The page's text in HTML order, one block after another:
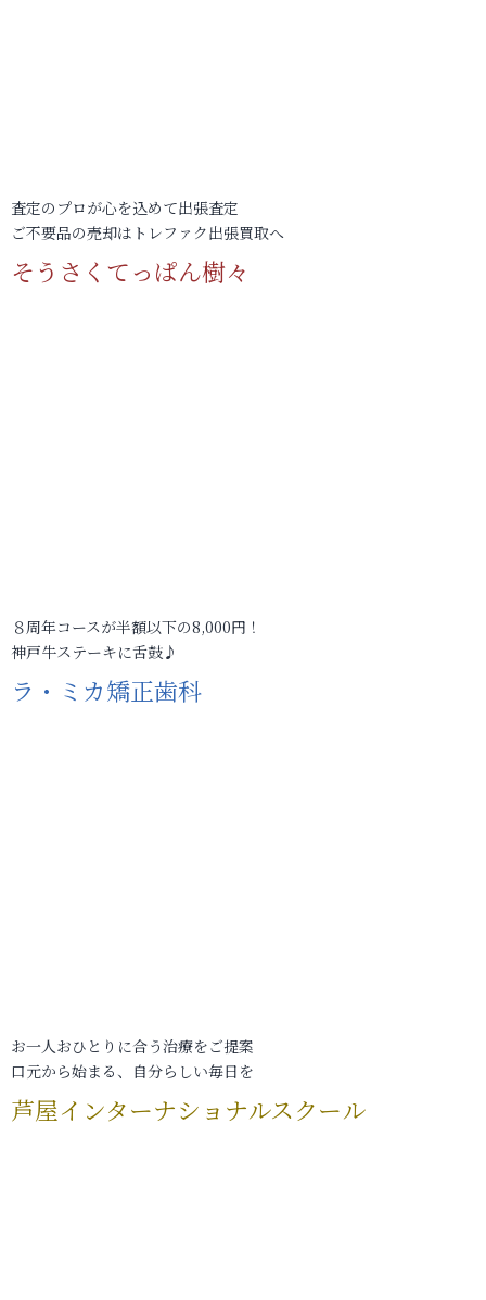
査定のプロが心を込めて出張査定
ご不要品の売却はトレファク出張買取へ
そうさくてっぱん樹々
８周年コースが半額以下の8,000円！
神戸牛ステーキに舌鼓♪
ラ・ミカ矯正歯科
お一人おひとりに合う治療をご提案
口元から始まる、自分らしい毎日を
芦屋インターナショナルスクール